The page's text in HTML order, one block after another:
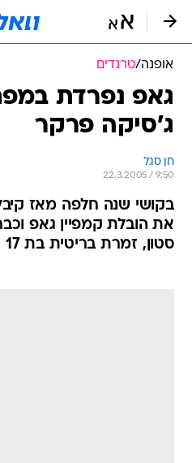
אופנה/טרנדים
גאפ נפרדת
ג'סיקה פרקר
חן סגל
22.3.2005 / 9:50
בקושי שנה חלפה מאז
את הובלת קמפיין גאפ
סטון, זמרת בריטית בת 17